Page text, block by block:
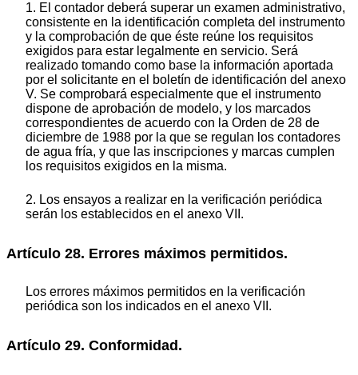
1. El contador deberá superar un examen administrativo,
consistente en la identificación completa del instrumento
y la comprobación de que éste reúne los requisitos
exigidos para estar legalmente en servicio. Será
realizado tomando como base la información aportada
por el solicitante en el boletín de identificación del anexo
V. Se comprobará especialmente que el instrumento
dispone de aprobación de modelo, y los marcados
correspondientes de acuerdo con la Orden de 28 de
diciembre de 1988 por la que se regulan los contadores
de agua fría, y que las inscripciones y marcas cumplen
los requisitos exigidos en la misma.
2. Los ensayos a realizar en la verificación periódica
serán los establecidos en el anexo VII.
Artículo 28. Errores máximos permitidos.
Los errores máximos permitidos en la verificación
periódica son los indicados en el anexo VII.
Artículo 29. Conformidad.